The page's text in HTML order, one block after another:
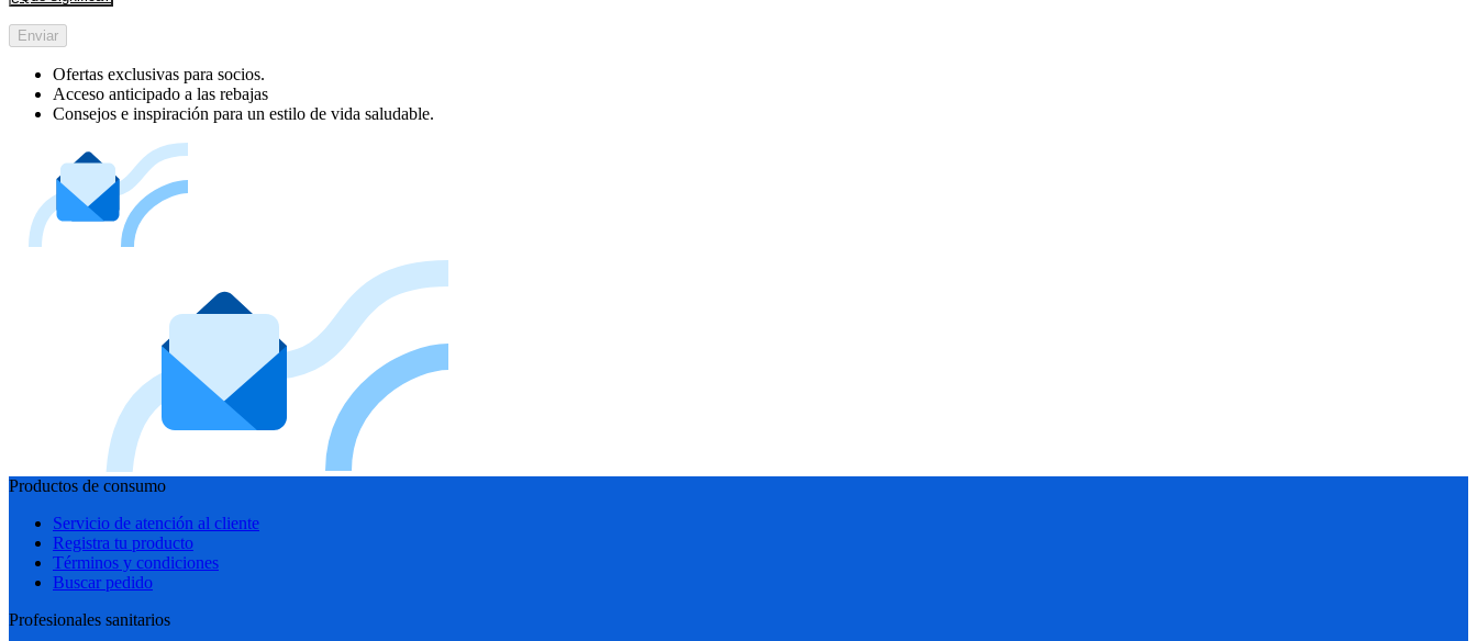
Enviar
Ofertas exclusivas para socios.
Acceso anticipado a las rebajas
Consejos e inspiración para un estilo de vida saludable.
Productos de consumo
Servicio de atención al cliente
Registra tu producto
Términos y condiciones
Buscar pedido
Profesionales sanitarios